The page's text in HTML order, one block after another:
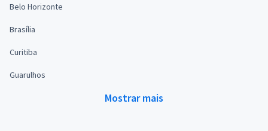
Belo Horizonte
Brasília
Curitiba
Guarulhos
Mostrar mais